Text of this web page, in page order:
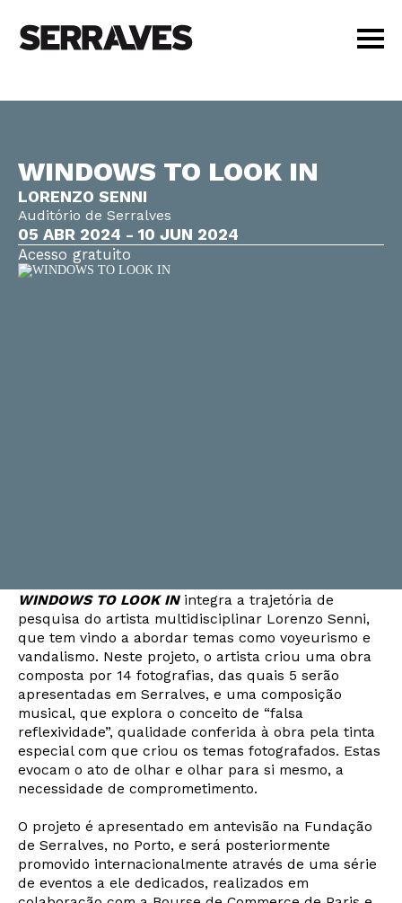
VISITAR
LOJA
PT | EN
BILHETES
AMIGOS
WINDOWS TO LOOK IN
LORENZO SENNI
Auditório de Serralves
05 ABR 2024 - 10 JUN 2024
Acesso gratuito
WINDOWS TO LOOK INintegra a trajetória de
pesquisa do artista multidisciplinar Lorenzo Senni,
que tem vindo a abordar temas como voyeurismo e
vandalismo. Neste projeto, o artista criou uma obra
composta por 14 fotografias, das quais 5 serão
apresentadas em Serralves, e uma composição
musical, que explora o conceito de “falsa
reflexividade”, qualidade conferida à obra pela tinta
especial com que criou os temas fotografados. Estas
evocam o ato de olhar e olhar para si mesmo, a
necessidade de comprometimento.
O projeto é apresentado em antevisão na Fundação
de Serralves, no Porto, e será posteriormente
promovido internacionalmente através de uma série
de eventos a ele dedicados, realizados em